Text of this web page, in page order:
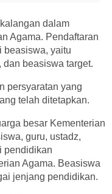
dalam
Agama. Pendaftaran
beasiswa, yaitu
beasiswa target.
persyaratan yang
telah ditetapkan.
besar Kementerian
guru, ustadz,
pendidikan
Agama. Beasiswa
jenjang pendidikan.